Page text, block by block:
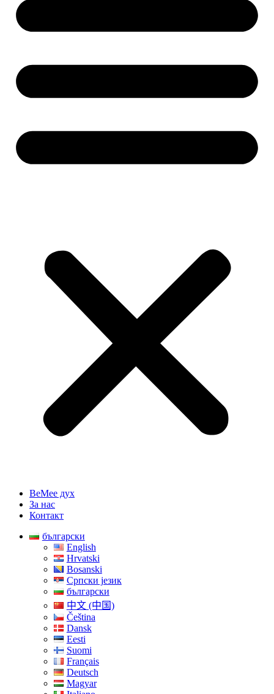
BeMee дух
За нас
Контакт
български
English
Hrvatski
Bosanski
Српски језик
български
中文 (中国)
Čeština
Dansk
Eesti
Suomi
Français
Deutsch
Magyar